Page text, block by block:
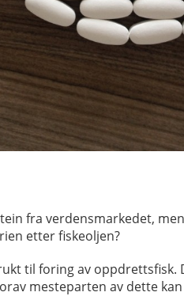
fra verdensmarkedet,
etter fiskeoljen?
til foring av oppdrettsfisk.
mesteparten av dette